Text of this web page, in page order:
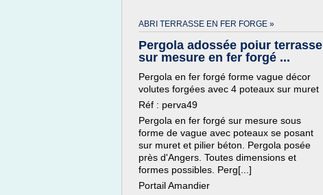
ABRI TERRASSE EN FER FORGE »
Pergola adossée poiur terrasse
sur mesure en fer forgé ...
Pergola en fer forgé forme vague décor
volutes forgées avec 4 poteaux sur muret
Réf : perva49
Pergola en fer forgé sur mesure sous
forme de vague avec poteaux se posant
sur muret et pilier béton. Pergola posée
près d'Angers. Toutes dimensions et
formes possibles. Perg[...]
Portail Amandier